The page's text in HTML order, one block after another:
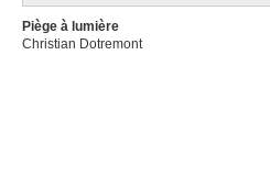
Piège à lumière
Christian Dotremont